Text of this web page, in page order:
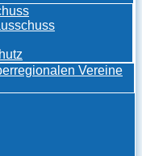
Vereine